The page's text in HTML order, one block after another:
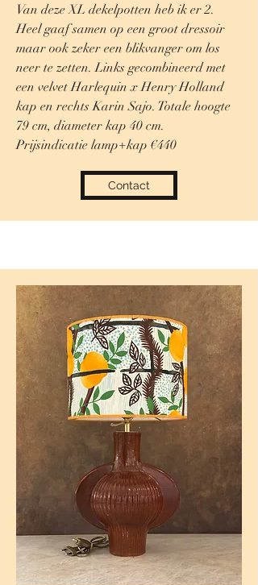
Van deze XL dekelpotten heb ik er 2.
Heel gaaf samen op een groot dressoir
maar ook zeker een blikvanger om los
neer te zetten. Links gecombineerd met
een velvet Harlequin x Henry Holland
kap en rechts Karin Sajo. Totale hoogte
79 cm, diameter kap 40 cm.
Prijsindicatie lamp+kap €440
Contact